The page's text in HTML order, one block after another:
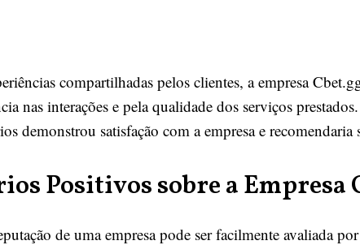
compartilhadas pelos clientes, a empresa
nas interações e pela qualidade dos serviços
demonstrou satisfação com a empresa e
Positivos sobre a Empresa
de uma empresa pode ser facilmente avaliada